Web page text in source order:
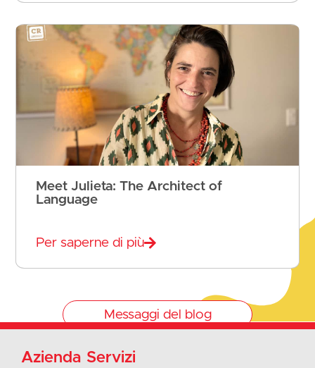
Meet Julieta: The Architect of
Language
Per saperne di più
Messaggi del blog
Azienda Servizi